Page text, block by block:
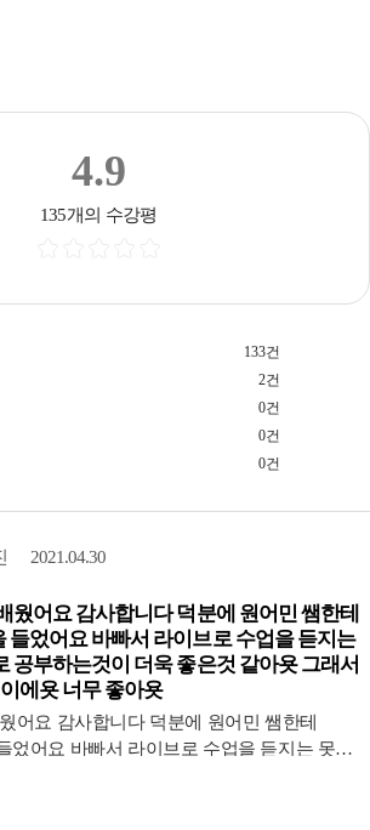
4.9
135개의 수강평
133건
2건
0건
0건
0건
2021.04.30
웠어요 감사합니다 덕분에 원어민 쌤한테
들었어요 바빠서 라이브로 수업을 듣지는
공부하는것이 더욱 좋은것 같아욧 그래서
에욧 너무 좋아욧
어요 감사합니다 덕분에 원어민 쌤한테
었어요 바빠서 라이브로 수업을 듣지는 못
하는것이 더욱 좋은것 같아욧 그래서 시즌4도
좋아욧